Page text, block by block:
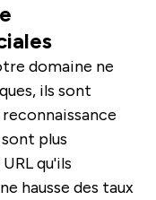
domaine ne
ils sont
plus
qu'ils
hausse des taux